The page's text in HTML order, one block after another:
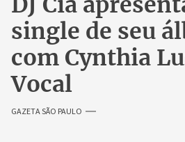
single de seu
com Cynthia
Vocal
GAZETA SÃO PAULO